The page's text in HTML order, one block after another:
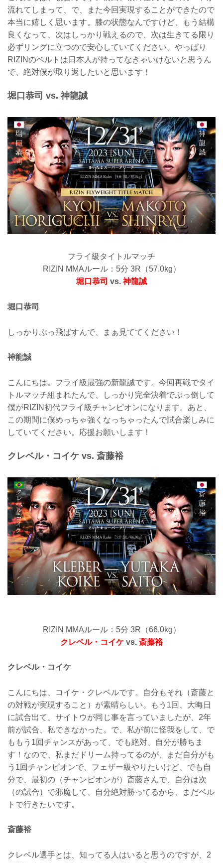
流れてしまって、で、また今回実現することができたので
本当に嬉しく思います。膝の状態なんですけど、もう結構
良くなって、次はしっかり戦えるので、次は生きてる限り
必ずリングに立つので安心していてください。やっぱり
RIZINのベルトは日本人が持ってなきゃいけないと思うん
で、絶対僕が取り返したいと思います！
堀口恭司 vs. 神龍誠
フライ級タイトルマッチ
RIZIN MMAルール：5分 3R（57.0kg）
堀口恭司 vs.神龍誠
堀口恭司
しっかりぶっ飛ばすんで、まぁ見ててください！
神龍誠
こんにちは。フライ級最強の新龍誠です。今回再戦でタイ
トルマッチ組まれたんで、しっかり完全決着でぶっ倒して
僕がRIZIN初代フライ級チャンピオンになります。あと、
この期間に僕めっちゃ強くなっちゃったんで試合楽しみに
していてください。応援お願いします！
クレベル・コイケ vs. 斎藤裕
RIZIN MMAルール：5分 3R（66.0kg）
クレベル・コイケ vs.斎藤裕
クレベル・コイケ
こんにちは、コイケ・クレベルです。自分もそれ（斎藤と
の対戦が実現すること）が素晴らしい。もう1回、大晦日
に試合出て、サイトウが同じ事を言っていましたが、2年
前が試合、私できなかった。で、私が前に怪我をして、で
ももう1回チャンスがあって、でも絶対、自分が勝ちま
す！なので、私まだドリーム持ってるのが、まだ自分がも
う1回チャンピオンで、フェザー級やりたいけど、でも自
分で、最初の（チャンピオンが）斎藤さんで、自分は次
（の試合）で邪魔して、自分絶対勝ってるから、まだベル
トで行きたいです。
斎藤裕
クレベル選手とは、知ってる人はいると思うのですが、2